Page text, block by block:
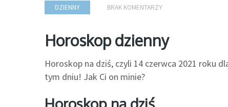
DZIENNY BRAK KOMENTARZY
Horoskop dzienny
Horoskop na dziś, czyli 14 czerwca 2021 roku
tym dniu! Jak Ci on minie?